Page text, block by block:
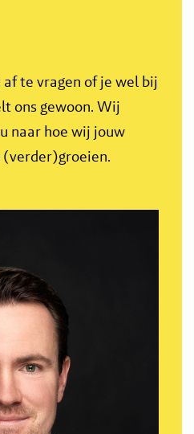
te vragen of je wel bij
ons gewoon. Wij
naar hoe wij jouw